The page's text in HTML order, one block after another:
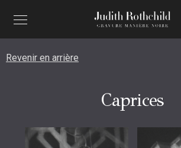
Revenir en arrière
Caprices